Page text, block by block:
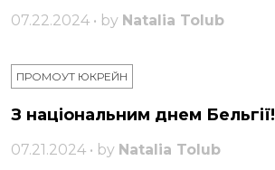
07.22.2024 • by Natalia Tolub
ПРОМОУТ ЮКРЕЙН
З національним днем ​​Бельгії!
07.21.2024 • by Natalia Tolub